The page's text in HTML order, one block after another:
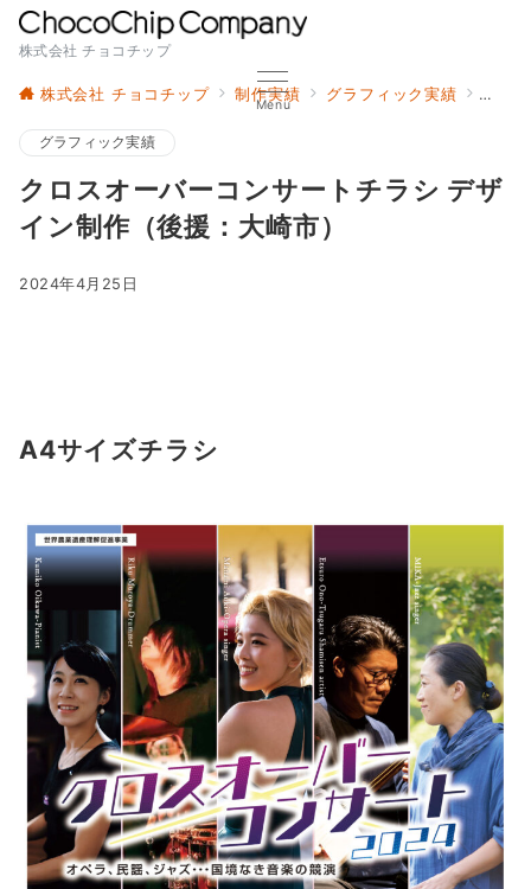
株式会社 チョコチップ
Menu
株式会社 チョコチップ 制作実績 グラフィック実績 クロ
グラフィック実績
クロスオーバーコンサートチラシ デザ
イン制作（後援：大崎市）
2024年4月25日
A4サイズチラシ